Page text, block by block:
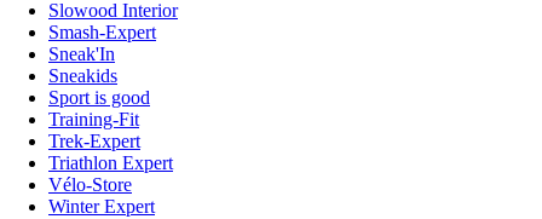
Slowood Interior
Smash-Expert
Sneak'In
Sneakids
Sport is good
Training-Fit
Trek-Expert
Triathlon Expert
Vélo-Store
Winter Expert